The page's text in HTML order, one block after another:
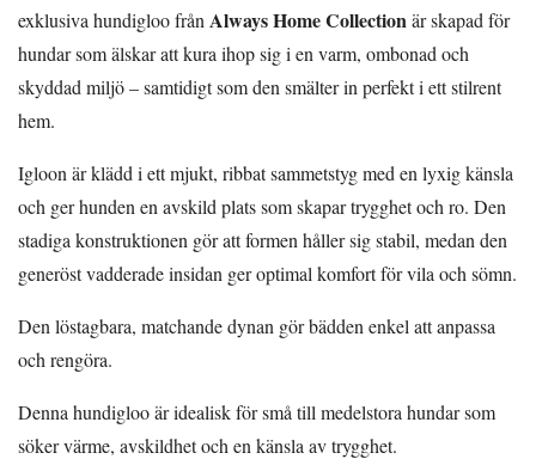
exklusiva hundigloo från Always Home Collectionär skapad för
hundar som älskar att kura ihop sig i en varm, ombonad och
skyddad miljö – samtidigt som den smälter in perfekt i ett stilrent
hem.
Igloon är klädd i ett mjukt, ribbat sammetstyg med en lyxig känsla
och ger hunden en avskild plats som skapar trygghet och ro. Den
stadiga konstruktionen gör att formen håller sig stabil, medan den
generöst vadderade insidan ger optimal komfort för vila och sömn.
Den löstagbara, matchande dynan gör bädden enkel att anpassa
och rengöra.
Denna hundigloo är idealisk för små till medelstora hundar som
söker värme, avskildhet och en känsla av trygghet.